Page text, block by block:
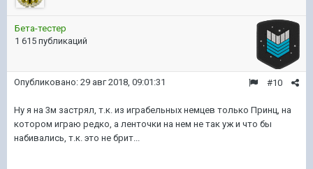
Бета-тестер
1 615 публикаций
#10
Опубликовано: 29 авг 2018, 09:01:31
Ну я на 3м застрял, т.к. из играбельных немцев только Принц, на
котором играю редко, а ленточки на нем не так уж и что бы
набивались, т.к. это не брит...